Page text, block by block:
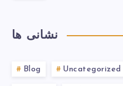
نشانی ها
Blog Uncategorized